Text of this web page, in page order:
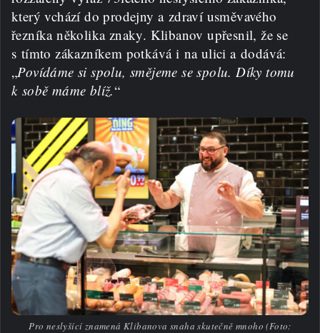
který vchází do prodejny a zdraví usměvavého
řezníka několika znaky. Klibanov upřesnil, že se
s tímto zákazníkem potkává i na ulici a dodává:
„Povídáme si spolu, smějeme se spolu. Díky tomu
k sobě máme blíž.“
Pro neslyšící znamená Klibanova snaha skutečně mnoho (Foto: